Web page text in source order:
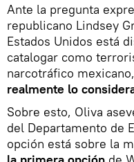
Ante la pregunta
republicano Lindsey
Estados Unidos está
catalogar como
narcotráfico
realmente lo
Sobre esto, Oliva
del Departamento de
opción está sobre la